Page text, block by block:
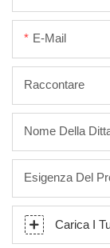
E-Mail
Raccontare
Nome Della
Esigenza Del
Carica I